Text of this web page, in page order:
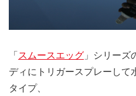
「 スムースエッグ 」シリーズ
ディにトリガースプレーして
タイプ、